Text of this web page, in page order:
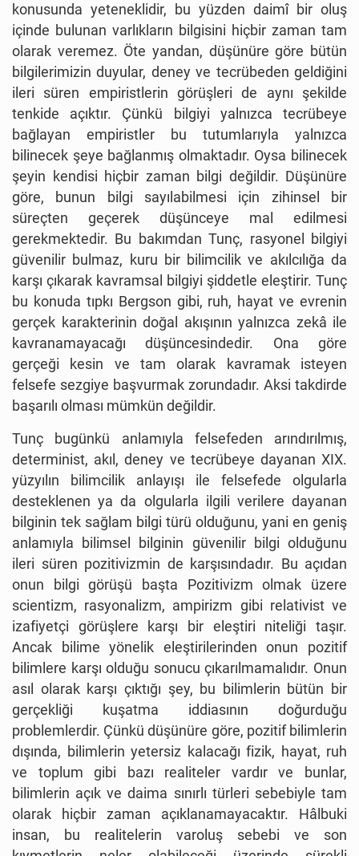
konusunda yeteneklidir, bu yüzden daimî bir oluş
içinde bulunan varlıkların bilgisini hiçbir zaman tam
olarak veremez. Öte yandan, düşünüre göre bütün
bilgilerimizin duyular, deney ve tecrübeden geldiğini
ileri süren empiristlerin görüşleri de aynı şekilde
tenkide açıktır. Çünkü bilgiyi yalnızca tecrübeye
bağlayan empiristler bu tutumlarıyla yalnızca
bilinecek şeye bağlanmış olmaktadır. Oysa bilinecek
şeyin kendisi hiçbir zaman bilgi değildir. Düşünüre
göre, bunun bilgi sayılabilmesi için zihinsel bir
süreçten geçerek düşünceye mal edilmesi
gerekmektedir. Bu bakımdan Tunç, rasyonel bilgiyi
güvenilir bulmaz, kuru bir bilimcilik ve akılcılığa da
karşı çıkarak kavramsal bilgiyi şiddetle eleştirir. Tunç
bu konuda tıpkı Bergson gibi, ruh, hayat ve evrenin
gerçek karakterinin doğal akışının yalnızca zekâ ile
kavranamayacağı düşüncesindedir. Ona göre
gerçeği kesin ve tam olarak kavramak isteyen
felsefe sezgiye başvurmak zorundadır. Aksi takdirde
başarılı olması mümkün değildir.
Tunç bugünkü anlamıyla felsefeden arındırılmış,
determinist, akıl, deney ve tecrübeye dayanan XIX.
yüzyılın bilimcilik anlayışı ile felsefede olgularla
desteklenen ya da olgularla ilgili verilere dayanan
bilginin tek sağlam bilgi türü olduğunu, yani en geniş
anlamıyla bilimsel bilginin güvenilir bilgi olduğunu
ileri süren pozitivizmin de karşısındadır. Bu açıdan
onun bilgi görüşü başta Pozitivizm olmak üzere
scientizm, rasyonalizm, ampirizm gibi relativist ve
izafiyetçi görüşlere karşı bir eleştiri niteliği taşır.
Ancak bilime yönelik eleştirilerinden onun pozitif
bilimlere karşı olduğu sonucu çıkarılmamalıdır. Onun
asıl olarak karşı çıktığı şey, bu bilimlerin bütün bir
gerçekliği kuşatma iddiasının doğurduğu
problemlerdir. Çünkü düşünüre göre, pozitif bilimlerin
dışında, bilimlerin yetersiz kalacağı fizik, hayat, ruh
ve toplum gibi bazı realiteler vardır ve bunlar,
bilimlerin açık ve daima sınırlı türleri sebebiyle tam
olarak hiçbir zaman açıklanamayacaktır. Hâlbuki
insan, bu realitelerin varoluş sebebi ve son